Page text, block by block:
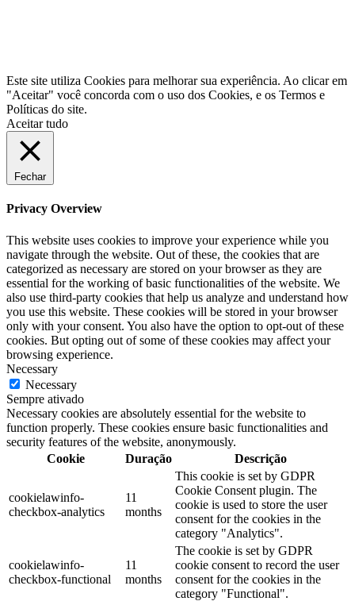
Este site utiliza Cookies para melhorar sua experiência. Ao clicar em
"Aceitar" você concorda com o uso dos Cookies, e os Termos e
Políticas do site.
Aceitar tudo
Fechar
Privacy Overview
This website uses cookies to improve your experience while you
navigate through the website. Out of these, the cookies that are
categorized as necessary are stored on your browser as they are
essential for the working of basic functionalities of the website. We
also use third-party cookies that help us analyze and understand how
you use this website. These cookies will be stored in your browser
only with your consent. You also have the option to opt-out of these
cookies. But opting out of some of these cookies may affect your
browsing experience.
Necessary
Necessary
Sempre ativado
Necessary cookies are absolutely essential for the website to
function properly. These cookies ensure basic functionalities and
security features of the website, anonymously.
Cookie
Duração Descrição
cookielawinfo-
checkbox-analytics
11
months
This cookie is set by GDPR
Cookie Consent plugin. The
cookie is used to store the user
consent for the cookies in the
category "Analytics".
cookielawinfo-
checkbox-functional
11
months
The cookie is set by GDPR
cookie consent to record the user
consent for the cookies in the
category "Functional".